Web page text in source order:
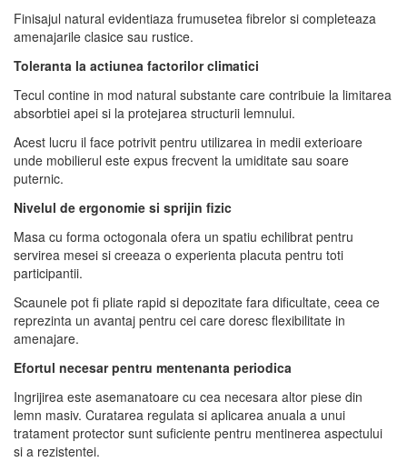
Finisajul natural evidentiaza frumusetea fibrelor si completeaza
amenajarile clasice sau rustice.
Toleranta la actiunea factorilor climatici
Tecul contine in mod natural substante care contribuie la limitarea
absorbtiei apei si la protejarea structurii lemnului.
Acest lucru il face potrivit pentru utilizarea in medii exterioare
unde mobilierul este expus frecvent la umiditate sau soare
puternic.
Nivelul de ergonomie si sprijin fizic
Masa cu forma octogonala ofera un spatiu echilibrat pentru
servirea mesei si creeaza o experienta placuta pentru toti
participantii.
Scaunele pot fi pliate rapid si depozitate fara dificultate, ceea ce
reprezinta un avantaj pentru cei care doresc flexibilitate in
amenajare.
Efortul necesar pentru mentenanta periodica
Ingrijirea este asemanatoare cu cea necesara altor piese din
lemn masiv. Curatarea regulata si aplicarea anuala a unui
tratament protector sunt suficiente pentru mentinerea aspectului
si a rezistentei.